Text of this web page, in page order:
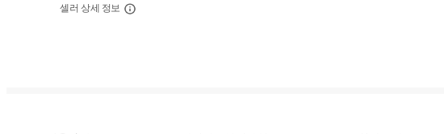
셀러 상세 정보